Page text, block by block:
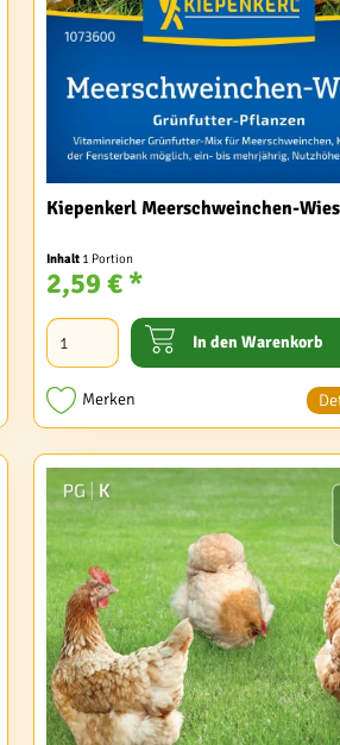
Kiepenkerl Meerschweinchen-
Inhalt 1 Portion
2,59 € *
In den Warenkorb
Merken